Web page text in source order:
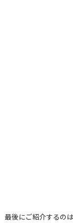
最後にご紹介するの